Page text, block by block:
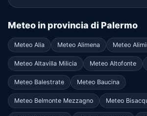
Meteo in provincia di Palermo
Meteo Alia Meteo Alimena Meteo
Meteo Altavilla Milicia Meteo Altofonte
Meteo Balestrate Meteo Baucina
Meteo Belmonte Mezzagno Meteo